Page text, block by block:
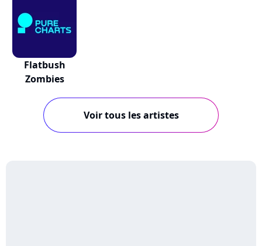
Flatbush
Zombies
Voir tous les artistes